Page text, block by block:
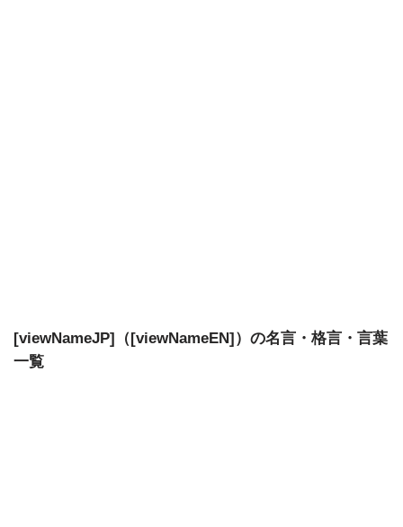
[viewNameJP]（[viewNameEN]）の名言・格言・言葉
一覧